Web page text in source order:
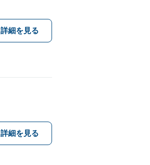
詳細を見る
詳細を見る